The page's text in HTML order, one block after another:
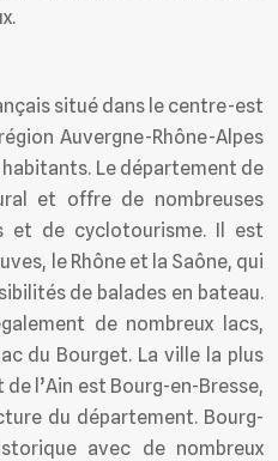
situé dans le centre-est
Auvergne-Rhône-Alpes
Le département de
et offre de nombreuses
et de cyclotourisme. Il est
le Rhône et la Saône, qui
de balades en bateau.
de nombreux lacs,
du Bourget. La ville la plus
l’Ain est Bourg-en-Bresse,
du département. Bourg-
avec de nombreux